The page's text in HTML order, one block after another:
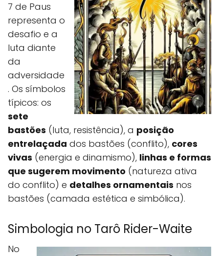
7 de Paus
representa o
desafio e a
luta diante
da
adversidade
. Os símbolos
típicos: os
sete
bastões (luta, resistência), a posição
entrelaçada dos bastões (conflito), cores
vivas (energia e dinamismo), linhas e formas
que sugerem movimento (natureza ativa
do conflito) e detalhes ornamentais nos
bastões (camada estética e simbólica).
Simbologia no Tarô Rider-Waite
No